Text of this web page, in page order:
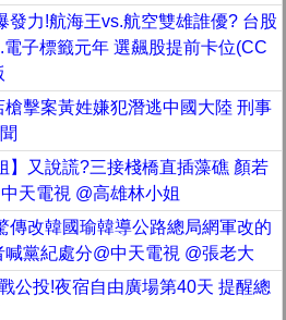
發力!航海王vs.航空雙雄誰優? 台股
子標籤元年 選飆股提前卡位(CC
槍擊案黃姓嫌犯潛逃中國大陸 刑事
】又說謊?三接棧橋直插藻礁 顏若
天電視 @高雄林小姐
傳改韓國瑜韓導公路總局網軍改的
黨紀處分@中天電視 @張老大
公投!夜宿自由廣場第40天 提醒總